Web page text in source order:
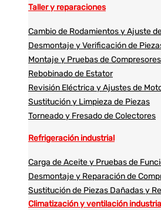
Taller y reparaciones
Cambio de Rodamientos y Ajuste
Desmontaje y Verificación de
Montaje y Pruebas de Compresores
Rebobinado de Estator
Revisión Eléctrica y Ajustes de
Sustitución y Limpieza de Piezas
Torneado y Fresado de Colectores
Refrigeración industrial
Carga de Aceite y Pruebas de
Desmontaje y Reparación de
Sustitución de Piezas Dañadas y
Climatización y ventilación